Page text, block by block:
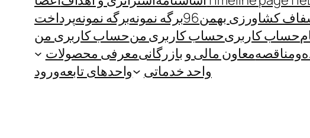
کشاورزی بهمن96 برگه نمونهبرگه نمونهپرداخت
حساب کاربریحساب کاربری منحساب کاربری من
معاون مالی و بازرگانیمعرفی محصولات
واحد خدماتی
واحدهای تابعهورود